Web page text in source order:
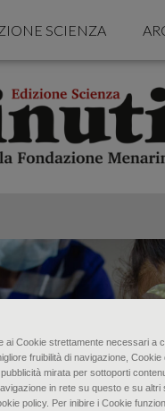
SCIENZA
Cookie strettamente necessari a
fruibilità di navigazione,
mirata per sottoporti
in rete su questo e su
policy. Per inibire i Cookie